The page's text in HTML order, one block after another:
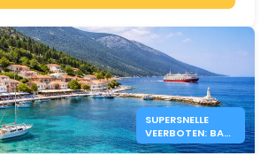
SUPERSNELLE
VEERBOTEN: BARI
– KEFALONIA